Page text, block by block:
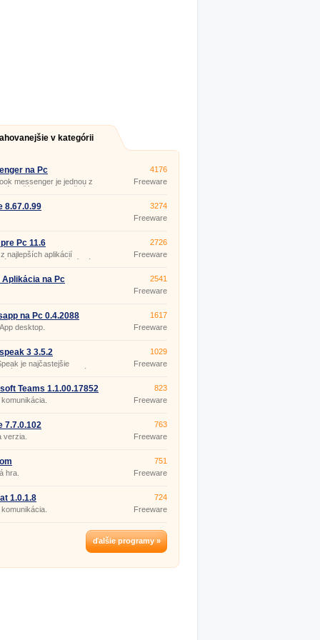
v kategórii
na Pc
messenger je jednou z
komunikačných
chatovanie, posielanie
a videí. Jednoduchá,
4176
Freeware
8.67.0.99
3274
Freeware
Pc 11.6
najlepších aplikácií
online komunikácií má
spokojných užívateľov nie
telefónoch, ale aj vo
počítačoch. Pridajte sa k nm
2726
Freeware
Aplikácia na Pc
2541
Freeware
na Pc 0.4.2088
desktop.
1617
Freeware
3 3.5.2
je najčastejšie
program v komunikácii.
účastníkov v pracovnej
konferenciách,...)
iných príležitostiach.
1029
Freeware
Teams 1.1.00.17852
823
Freeware
7.7.0.102
verzia.
763
Freeware
hra.
751
Freeware
1.0.1.8
724
Freeware
ďalšie programy »